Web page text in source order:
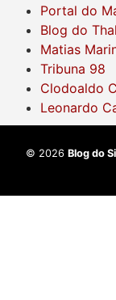
Portal do
Blog do
Matias
Tribuna 98
Clodoaldo
Leonardo
© 2026 Blog do